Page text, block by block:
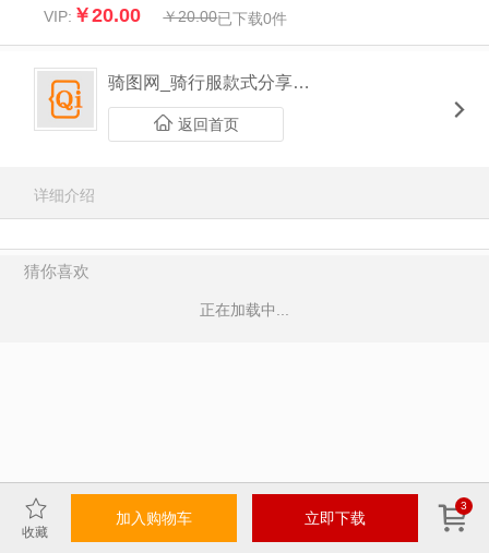
VIP: ￥20.00 ￥20.00已下载0件
骑图网_骑行服款式分享平台
返回首页
详细介绍
猜你喜欢
正在加载中...
收藏
加入购物车
3
立即下载